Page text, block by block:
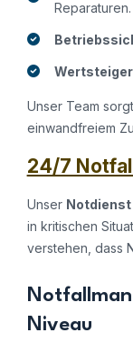
Reparaturen.
Unser Team
einwandfreiem
24/7
Unser Notdienst
in kritischen
verstehen, dass
Niveau